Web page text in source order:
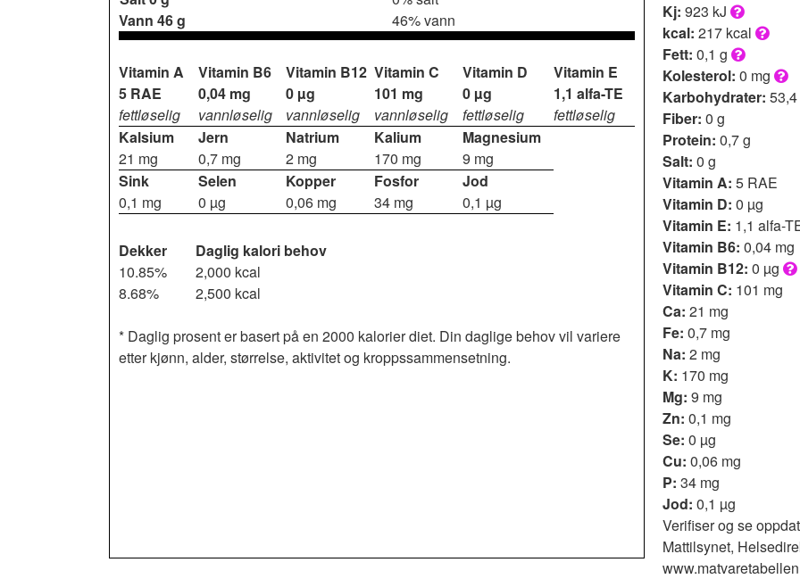
Vann 46 g 46% vann
Vitamin A
5 RAE
fettløselig
Vitamin B6
0,04 mg
vannløselig
Vitamin B12
0 µg
vannløselig
Vitamin C
101 mg
vannløselig
Vitamin D
0 µg
fettløselig
Vitamin E
1,1 alfa-TE
fettløselig
Kalsium
21 mg
Jern
0,7 mg
Natrium
2 mg
Kalium
170 mg
Magnesium
9 mg
Sink
0,1 mg
Selen
0 µg
Kopper
0,06 mg
Fosfor
34 mg
Jod
0,1 µg
Dekker
Daglig kalori behov
10.85%
2,000 kcal
8.68%
2,500 kcal
* Daglig prosent er basert på en 2000 kalorier diet. Din daglige behov vil variere
etter kjønn, alder, størrelse, aktivitet og kroppssammensetning.
Kj: 923 kJ
kcal: 217 kcal
Fett: 0,1 g
Kolesterol: 0 mg
Karbohydrater:
Fiber: 0 g
Protein: 0,7 g
Salt: 0 g
Vitamin A: 5 RAE
Vitamin D: 0 µg
Vitamin E: 1,1 alfa-
Vitamin B6: 0,04 mg
Vitamin B12: 0 µg
Vitamin C: 101 mg
Ca: 21 mg
Fe: 0,7 mg
Na: 2 mg
K: 170 mg
Mg: 9 mg
Zn: 0,1 mg
Se: 0 µg
Cu: 0,06 mg
P: 34 mg
Jod: 0,1 µg
Verifiser og se
Mattilsynet,